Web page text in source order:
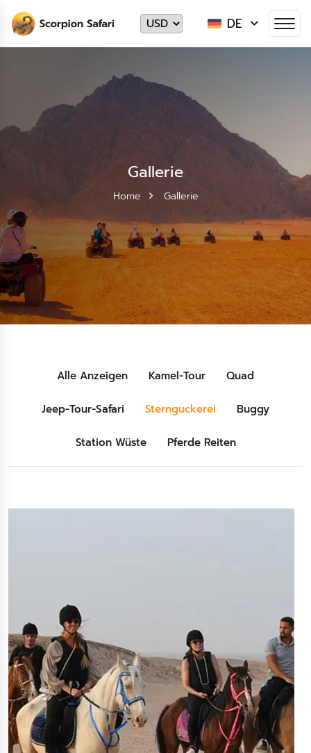
DE
Gallerie
Home Gallerie
Alle Anzeigen Kamel-Tour Quad
Jeep-Tour-Safari Sternguckerei Buggy
Station Wüste Pferde Reiten